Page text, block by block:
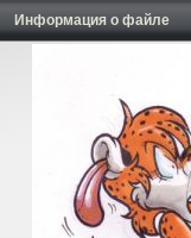
Информация о файле